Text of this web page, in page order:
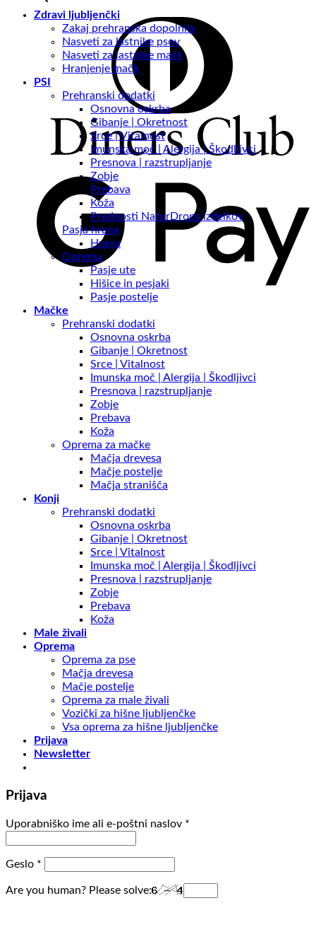
Zdravi ljubljenčki
Zakaj prehranska dopolnila
Nasveti za lastnike psov
Nasveti za lastnike mačk
Hranjenje mačk
PSI
Prehranski dodatki
Osnovna oskrba
Gibanje | Okretnost
Srce | Vitalnost
Imunska moč | Alergija | Škodljivci
Presnova | razstrupljanje
Zobje
Prebava
Koža
Prednosti NaturDrops izdelkov
Pasja hrana
Hrana
Oprema
Pasje ute
Hišice in pesjaki
Pasje postelje
Mačke
Prehranski dodatki
Osnovna oskrba
Gibanje | Okretnost
Srce | Vitalnost
Imunska moč | Alergija | Škodljivci
Presnova | razstrupljanje
Zobje
Prebava
Koža
Oprema za mačke
Mačja drevesa
Mačje postelje
Mačja stranišča
Konji
Prehranski dodatki
Osnovna oskrba
Gibanje | Okretnost
Srce | Vitalnost
Imunska moč | Alergija | Škodljivci
Presnova | razstrupljanje
Zobje
Prebava
Koža
Male živali
Oprema
Oprema za pse
Mačja drevesa
Mačje postelje
Oprema za male živali
Vozički za hišne ljubljenčke
Vsa oprema za hišne ljubljenčke
Prijava
Newsletter
Prijava
Uporabniško ime ali e-poštni naslov *
Geslo *
Are you human? Please solve: